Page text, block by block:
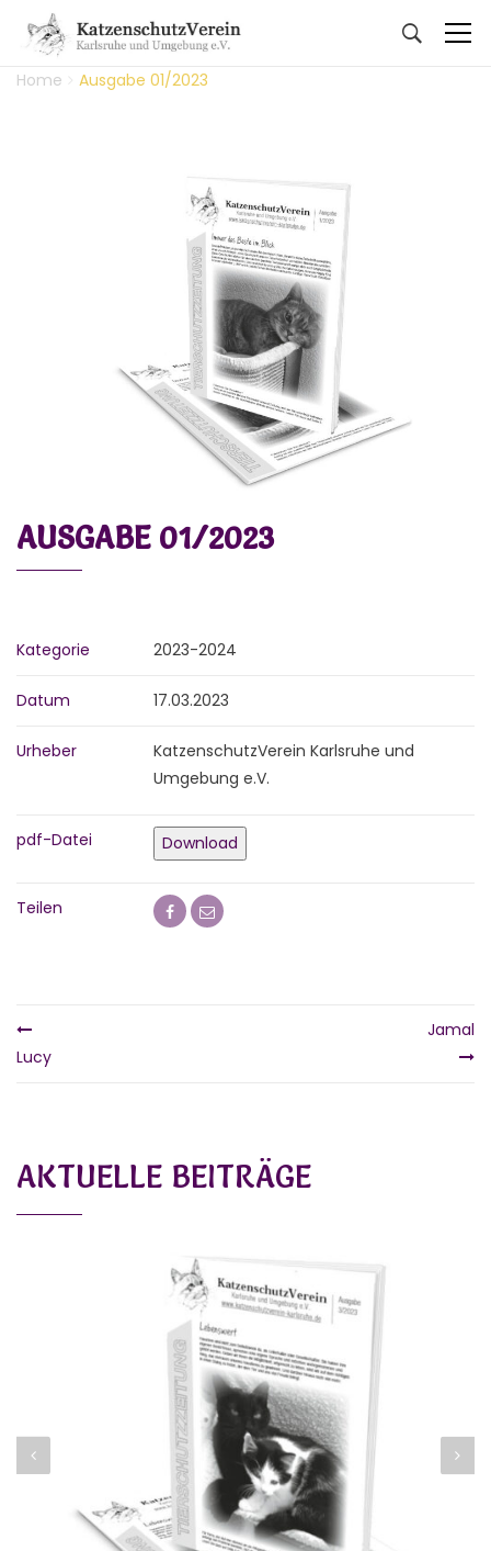
Home Ausgabe 01/2023
AUSGABE 01/2023
Kategorie 2023-2024
Datum 17.03.2023
Urheber
KatzenschutzVerein Karlsruhe und
Umgebung e.V.
pdf-Datei Download
Teilen
Lucy
Jamal
AKTUELLE BEITRÄGE
AUSGABE 03/2023
2023-2024